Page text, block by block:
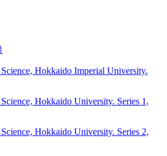
Hokkaido Imperial University.
Hokkaido University. Series 1,
Hokkaido University. Series 2,